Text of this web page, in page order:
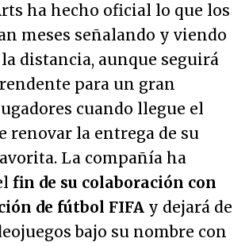
ha hecho oficial lo que los
meses señalando y viendo
distancia, aunque seguirá
para un gran
cuando llegue el
renovar la entrega de su
La compañía ha
fin de su colaboración con
de fútbol FIFA y dejará de
bajo su nombre con